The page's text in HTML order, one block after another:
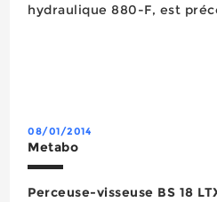
hydraulique 880-F, est
08/01/2014
Metabo
Perceuse-visseuse BS 18